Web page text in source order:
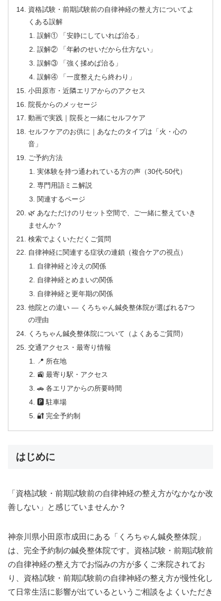
資格試験・前期試験前の自律神経の整え方についてよ
くある誤解
誤解① 「安静にしていれば治る」
誤解② 「年齢のせいだから仕方ない」
誤解③ 「強く揉めば治る」
誤解④ 「一度整えたら終わり」
小田原市・近隣エリアからのアクセス
院長からのメッセージ
動画で実践｜院長と一緒にセルフケア
セルフケアのお供に｜あなたのタイプは「火・心の
音」
ご予約方法
実体験を持つ通われている方の声（30代-50代）
専門用語ミニ解説
関連するページ
🌿 あなただけのリセット空間で、ご一緒に整えていき
ませんか？
検索でよくいただくご質問
自律神経に関連する症状の連鎖（複合ケアの視点）
自律神経と冷えの関係
自律神経とめまいの関係
自律神経と更年期の関係
他院との違い — くろちゃん鍼灸整体院が選ばれる7つ
の理由
くろちゃん鍼灸整体院について（よくあるご質問）
交通アクセス・最寄り情報
📍 所在地
🚉 最寄り駅・アクセス
🚗 各エリアからの所要時間
🅿 駐車場
🔐 完全予約制
はじめに
「資格試験・前期試験前の自律神経の整え方がなかなか改
善しない」と感じていませんか？
神奈川県小田原市成田にある「くろちゃん鍼灸整体院」
は、完全予約制の鍼灸整体院です。資格試験・前期試験前
の自律神経の整え方でお悩みの方が多くご来院されてお
り、資格試験・前期試験前の自律神経の整え方が慢性化し
て日常生活に影響が出ているというご相談をよくいただき